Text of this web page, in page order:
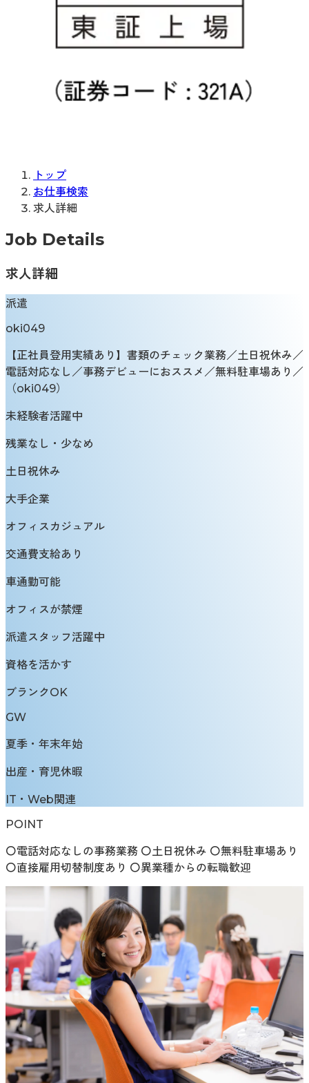
トップ
お仕事検索
求人詳細
Job Details
求人詳細
派遣
oki049
【正社員登用実績あり】書類のチェック業務／土日祝休み／
電話対応なし／事務デビューにおススメ／無料駐車場あり／
（oki049）
未経験者活躍中
残業なし・少なめ
土日祝休み
大手企業
オフィスカジュアル
交通費支給あり
車通勤可能
オフィスが禁煙
派遣スタッフ活躍中
資格を活かす
ブランクOK
GW
夏季・年末年始
出産・育児休暇
IT・Web関連
POINT
〇電話対応なしの事務業務 〇土日祝休み 〇無料駐車場あり
〇直接雇用切替制度あり 〇異業種からの転職歓迎